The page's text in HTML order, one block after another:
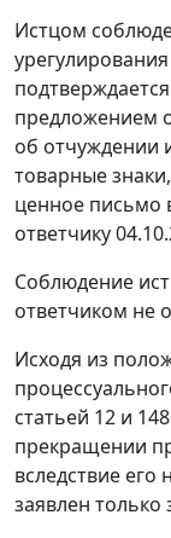
Истцом
предложением
об отчуждении
товарные
ценное письмо
ответчику
Соблюдение
ответчиком не
Исходя из
статьей 12 и
прекращении
вследствие
заявлен